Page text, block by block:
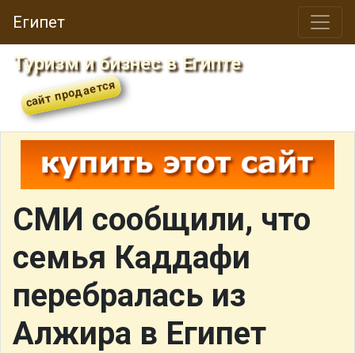
Египет
Туризм и бизнес в Египте
СМИ сообщили, что
семья Каддафи
перебралась из
Алжира в Египет